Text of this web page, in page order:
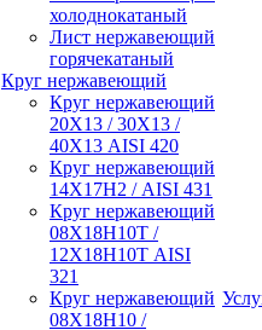
холоднокатаный
Лист нержавеющий
горячекатаный
Круг нержавеющий
Круг нержавеющий
20Х13 / 30Х13 /
40Х13 AISI 420
Круг нержавеющий
14Х17Н2 / AISI 431
Круг нержавеющий
08Х18Н10Т /
12Х18Н10Т AISI
321
Круг нержавеющий
08Х18Н10 /